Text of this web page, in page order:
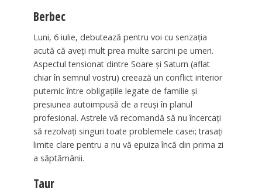
Berbec
Luni, 6 iulie, debutează pentru voi cu senzația
acută că aveți mult prea multe sarcini pe umeri.
Aspectul tensionat dintre Soare și Saturn (aflat
chiar în semnul vostru) creează un conflict interior
puternic între obligațiile legate de familie și
presiunea autoimpusă de a reuși în planul
profesional. Astrele vă recomandă să nu încercați
să rezolvați singuri toate problemele casei; trasați
limite clare pentru a nu vă epuiza încă din prima zi
a săptămânii.
Taur